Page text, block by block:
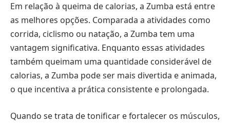
Em relação à queima de calorias, a Zumba está entre
as melhores opções. Comparada a atividades como
corrida, ciclismo ou natação, a Zumba tem uma
vantagem significativa. Enquanto essas atividades
também queimam uma quantidade considerável de
calorias, a Zumba pode ser mais divertida e animada,
o que incentiva a prática consistente e prolongada.
Quando se trata de tonificar e fortalecer os músculos,